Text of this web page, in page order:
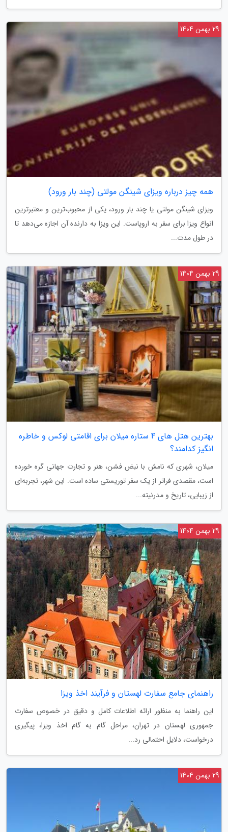
همه چیز درباره ویزای شینگن مولتی (چند بار ورود)
ویزای شینگن مولتی یا چند بار ورود، یکی از محبوب‌ترین و معتبرترین
انواع ویزا برای سفر به اروپاست. این ویزا به دارنده آن اجازه می‌دهد تا
در طول مدت...
29 بهمن 1404
بهترین هتل های 4 ستاره میلان برای اقامتی لوکس و خاطره
انگیز کدامند؟
میلان، شهری که نامش با نبض فشن، هنر و تجارت جهانی گره خورده
است، مقصدی فراتر از یک سفر توریستی ساده است. این شهر، تجربه‌ای
از زیبایی، تاریخ و مدرنیته...
29 بهمن 1404
راهنمای جامع سفارت لهستان و فرآیند اخذ ویزا
این راهنما به منظور ارائه اطلاعات کامل و دقیق در خصوص سفارت
جمهوری لهستان در تهران، مراحل گام به گام اخذ ویزا، پیگیری
درخواست، دلایل احتمالی رد...
29 بهمن 1404
29 بهمن 1404